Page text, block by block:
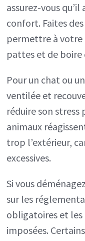
assurez-vous
confort. Faites
permettre à votre
pattes et de boire
Pour un chat ou
ventilée et
réduire son
animaux
trop l’extérieur,
excessives.
Si vous
sur les
obligatoires et
imposées.